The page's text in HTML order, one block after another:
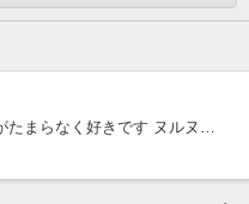
たまらなく好きです ヌルヌ…